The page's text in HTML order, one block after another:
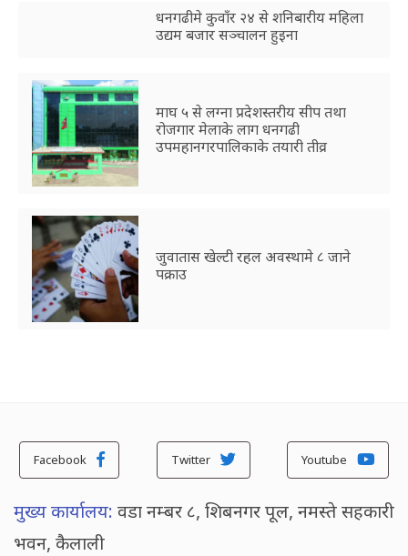
धनगढीमे कुवाँर २४ से शनिबारीय महिला
उद्यम बजार सञ्चालन हुइना
माघ ५ से लग्ना प्रदेशस्तरीय सीप तथा
रोजगार मेलाके लाग धनगढी
उपमहानगरपालिकाके तयारी तीव्र
जुवातास खेल्टी रहल अवस्थामे ८ जाने
पक्राउ
Facebook Twitter Youtube
मुख्य कार्यालय: वडा नम्बर ८, शिबनगर पूल, नमस्ते सहकारी
भवन, कैलाली